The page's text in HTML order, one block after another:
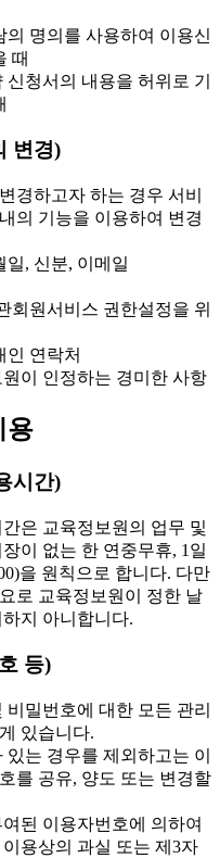
의 명의를 사용하여 이용신
때
신청서의 내용을 허위로 기
변경)
경하고자 하는 경우 서비
의 기능을 이용하여 변경
, 신분, 이메일
회원서비스 권한설정을 위
연락처
이 인정하는 경미한 사항
용
시간)
은 교육정보원의 업무 및
이 없는 한 연중무휴, 1일
을 원칙으로 합니다. 다만
로 교육정보원이 정한 날
지 아니합니다.
등)
밀번호에 대한 모든 관리
있습니다.
는 경우를 제외하고는 이
를 공유, 양도 또는 변경할
된 이용자번호에 의하여
용상의 과실 또는 제3자